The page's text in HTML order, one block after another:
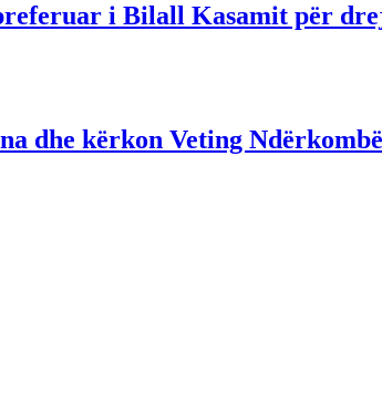
i Bilall Kasamit për
dhe kërkon Veting